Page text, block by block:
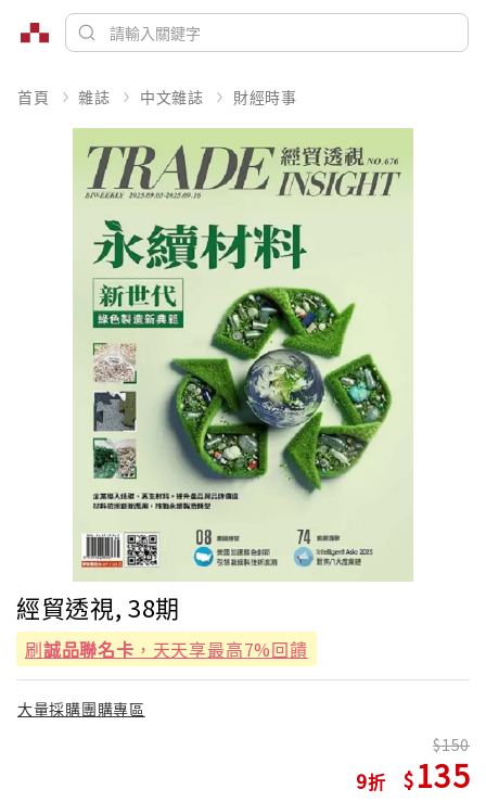
首頁 雜誌 中文雜誌 財經時事
經貿透視, 38期
刷誠品聯名卡 ，天天享最高7%回饋
大量採購團購專區
9
150
135